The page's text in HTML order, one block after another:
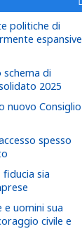
politiche di
espansive
schema di
2025
nuovo Consiglio
spesso
sia
e uomini sua
civile e